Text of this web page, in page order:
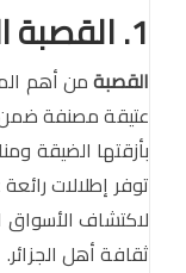
1. القصبة الجزائرية
القصبةمن أهم
عتيقة مصنفة ضمن
بأزقتها الضيقة
توفر إطلالات
لاكتشاف الأسواق
ثقافة أهل الجزائر.